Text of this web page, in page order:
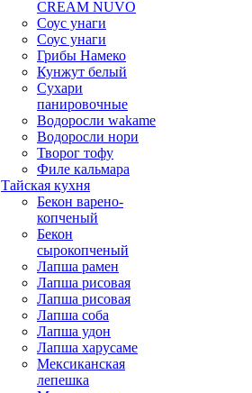
CREАM NUVO
Соус унаги
Соус унаги
Грибы Намеко
Кунжут белый
Сухари
панировочные
Водоросли wakame
Водоросли нори
Творог тофу
Филе кальмара
Тайская кухня
Бекон варено-
копченый
Бекон
сырокопченый
Лапша рамен
Лапша рисовая
Лапша рисовая
Лапша соба
Лапша удон
Лапша харусаме
Мексиканская
лепешка